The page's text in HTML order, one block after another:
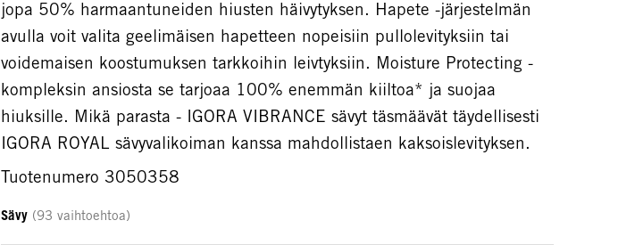
jopa 50% harmaantuneiden hiusten häivytyksen. Hapete -järjestelmän
avulla voit valita geelimäisen hapetteen nopeisiin pullolevityksiin tai
voidemaisen koostumuksen tarkkoihin leivtyksiin. Moisture Protecting -
kompleksin ansiosta se tarjoaa 100% enemmän kiiltoa* ja suojaa
hiuksille. Mikä parasta - IGORA VIBRANCE sävyt täsmäävät täydellisesti
IGORA ROYAL sävyvalikoiman kanssa mahdollistaen kaksoislevityksen.
Tuotenumero 3050358
Sävy (93 vaihtoehtoa)